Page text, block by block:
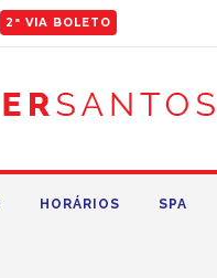
2ª VIA BOLETO
HORÁRIOS SPA